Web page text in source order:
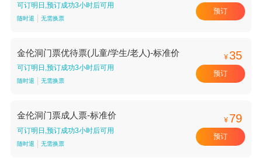
可订明日,预订成功3小时后可用
随时退 无需换票
预订
金伦洞门票优待票(儿童/学生/老人)-标准价
可订明日,预订成功3小时后可用
随时退 无需换票
¥35
预订
金伦洞门票成人票-标准价
可订明日,预订成功3小时后可用
随时退 无需换票
¥ 79
预订